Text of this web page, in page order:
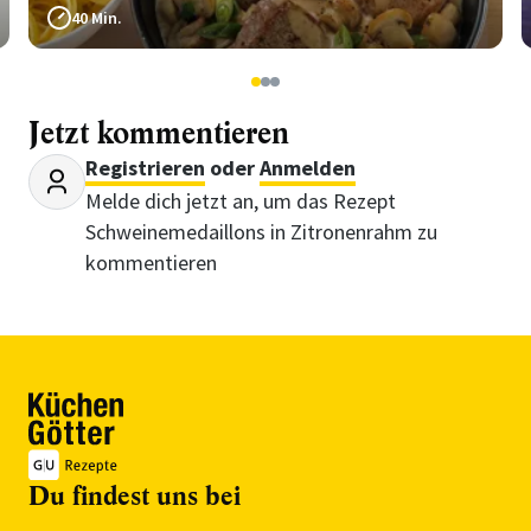
40 Min.
123
Jetzt kommentieren
Registrieren oderAnmelden
Melde dich jetzt an, um das Rezept
Schweinemedaillons in Zitronenrahm zu
kommentieren
Du findest uns bei